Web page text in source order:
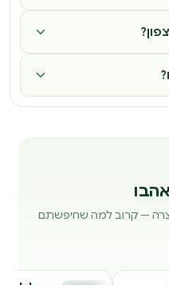
קצרה — קרוב למה שחיפשתם